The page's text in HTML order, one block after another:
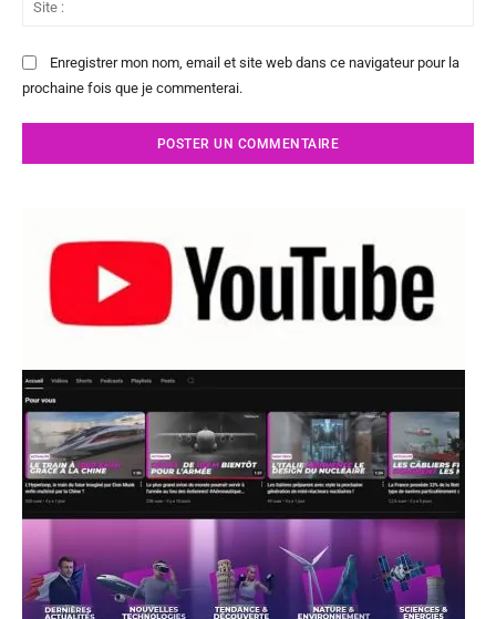
Enregistrer mon nom, email et site web dans ce navigateur pour la
prochaine fois que je commenterai.